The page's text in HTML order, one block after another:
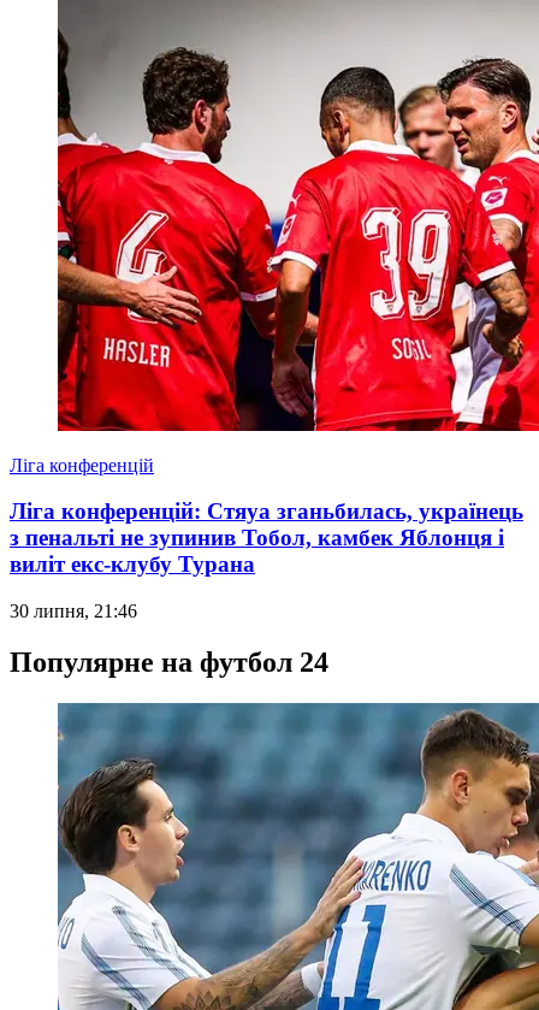
Ліга конференцій
Ліга конференцій: Стяуа зганьбилась, українець
з пенальті не зупинив Тобол, камбек Яблонця і
виліт екс-клубу Турана
30 липня, 21:46
Популярне на футбол 24